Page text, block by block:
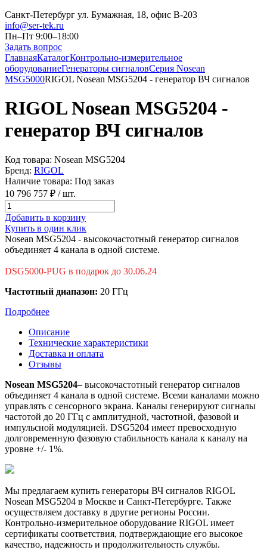
Санкт-Петербург ул. Бумажная, 18, офис B-203
info@ser-tek.ru
Пн–Пт 9:00–18:00
Задать вопрос
ГлавнаяКаталогКонтрольно-измерительное
оборудованиеГенераторы сигналовСерия Nosean
MSG5000RIGOL Nosean MSG5204 - генератор ВЧ сигналов
RIGOL Nosean MSG5204 -
генератор ВЧ сигналов
Код товара: Nosean MSG5204
Бренд: RIGOL
Наличие товара: Под заказ
10 796 757 ₽ / шт.
Добавить в корзину
Купить в один клик
Nosean MSG5204 - высокочастотный генератор сигналов
объединяет 4 канала в одной системе.
DSG5000-PUG в подарок до 30.06.24
Частотный диапазон: 20 ГГц
Подробнее
Описание
Технические характеристики
Доставка и оплата
Отзывы
Nosean MSG5204– высокочастотный генератор сигналов
объединяет 4 канала в одной системе. Всеми каналами можно
управлять с сенсорного экрана. Каналы генерируют сигналы
частотой до 20 ГГц с амплитудной, частотной, фазовой и
импульсной модуляцией. DSG5204 имеет превосходную
долговременную фазовую стабильность канала к каналу на
уровне +/- 1%.
Мы предлагаем купить генераторы ВЧ сигналов RIGOL
Nosean MSG5204 в Москве и Санкт-Петербурге. Также
осуществляем доставку в другие регионы России.
Контрольно-измерительное оборудование RIGOL имеет
сертификаты соответствия, подтверждающие его высокое
качество, надежность и продолжительность службы.